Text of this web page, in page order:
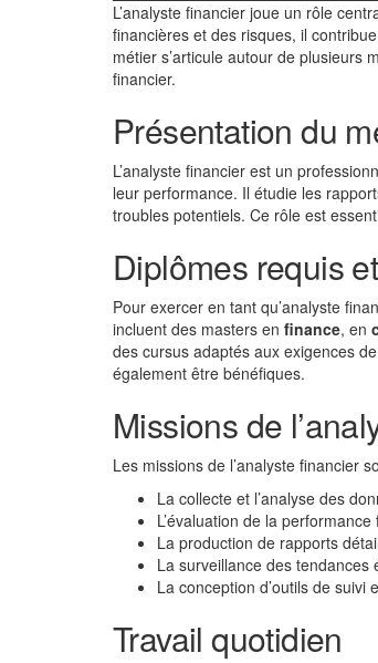
L’analyste financier joue un rôle
financières et des risques, il
métier s’articule autour de plusieurs
financier.
Présentation du
L’analyste financier est un
leur performance. Il étudie les
troubles potentiels. Ce rôle est
Diplômes requis
Pour exercer en tant qu’analyste
incluent des masters en finance, en
des cursus adaptés aux exigences
également être bénéfiques.
Missions de
Les missions de l’analyste financier
La collecte et l’analyse des
L’évaluation de la
La production de rapports
La surveillance des
La conception d’outils de suivi
Travail quotidien